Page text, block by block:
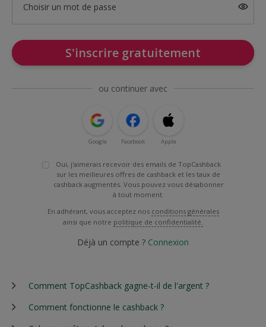
Choisir un mot de passe
S'inscrire gratuitement
ou continuer avec
Google Facebook Apple
Oui, j'aimerais recevoir des emails de TopCashback
sur les meilleures offres de cashback et les taux de
cashback augmentés. Vous pouvez vous désabonner
à tout moment.
En adhérant, vous acceptez nos conditions générales
ainsi que notre politique de confidentialité.
Déjà un compte ? Connexion
Comment TopCashback gagne-t-il de l'argent ?
Comment fonctionne le cashback ?